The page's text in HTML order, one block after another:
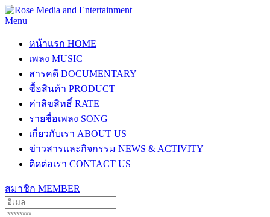
Menu
หน้าแรก HOME
เพลง MUSIC
สารคดี DOCUMENTARY
ซื้อสินค้า PRODUCT
ค่าลิขสิทธิ์ RATE
รายชื่อเพลง SONG
เกี่ยวกับเรา ABOUT US
ข่าวสารและกิจกรรม NEWS & ACTIVITY
ติดต่อเรา CONTACT US
สมาชิก MEMBER